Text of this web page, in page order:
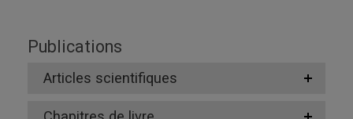
Publications
Articles scientifiques